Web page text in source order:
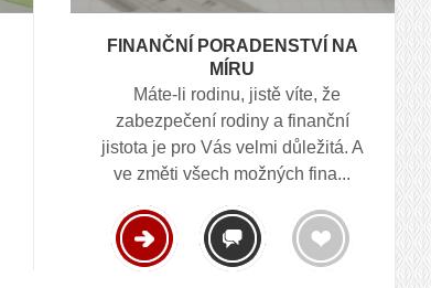
FINANČNÍ PORADENSTVÍ NA
MÍRU
Máte-li rodinu, jistě víte, že
zabezpečení rodiny a finanční
jistota je pro Vás velmi důležitá. A
ve změti všech možných fina...